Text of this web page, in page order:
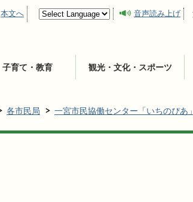
本文へ 音声読み上げ
子育て・教育 観光・文化・スポーツ
各市民局 一宮市民協働センター「いちのぴあ」